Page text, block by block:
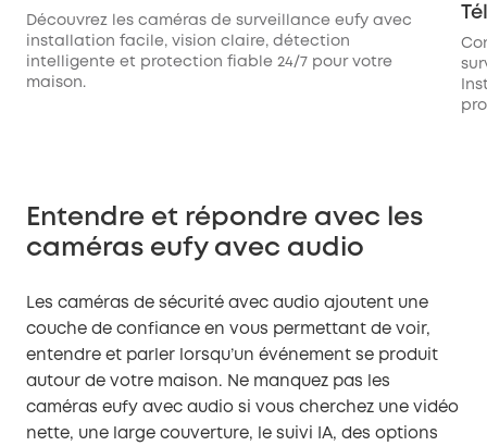
Découvrez les caméras de surveillance eufy avec
installation facile, vision claire, détection
intelligente et protection fiable 24/7 pour votre
maison.
Entendre et répondre avec les
caméras eufy avec audio
Les caméras de sécurité avec audio ajoutent une
couche de confiance en vous permettant de voir,
entendre et parler lorsqu’un événement se produit
autour de votre maison. Ne manquez pas les
caméras eufy avec audio si vous cherchez une vidéo
nette, une large couverture, le suivi IA, des options